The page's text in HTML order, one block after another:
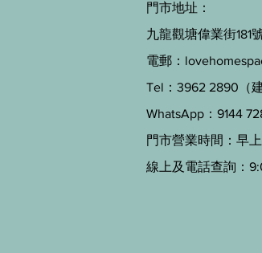
門市地址：
九龍觀塘偉業街181
電郵：
Tel：3962 2890（建
WhatsApp：9144
門市營業時間：早
線上及電話查詢：